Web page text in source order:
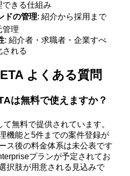
きる仕組み
ドの管理: 紹介から採用まで
管理
: 紹介者・求職者・企業すべ
される
よくある質問
は無料で使えますか？
無料で提供されています。
機能と5件までの案件登録が
ス後の料金体系は未公表です
プランが予定されてお
択肢が用意される見込みで